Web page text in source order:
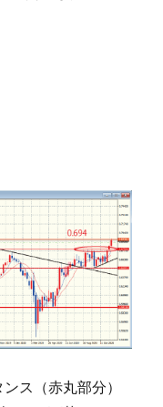
ス（赤丸部分）